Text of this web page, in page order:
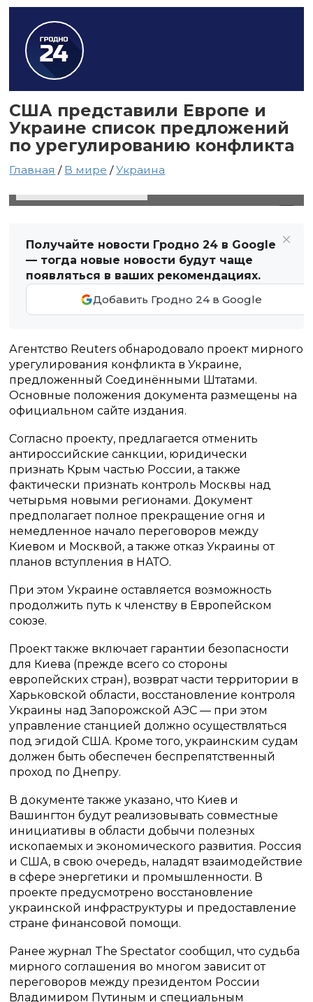
США представили Европе и
Украине список предложений
по урегулированию конфликта
Главная / В мире /Украина
Получайте новости Гродно 24 в Google
— тогда новые новости будут чаще
появляться в ваших рекомендациях.
Добавить Гродно 24 в Google
Агентство Reuters обнародовало проект мирного
урегулирования конфликта в Украине,
предложенный Соединёнными Штатами.
Основные положения документа размещены на
официальном сайте издания.
Согласно проекту, предлагается отменить
антироссийские санкции, юридически
признать Крым частью России, а также
фактически признать контроль Москвы над
четырьмя новыми регионами. Документ
предполагает полное прекращение огня и
немедленное начало переговоров между
Киевом и Москвой, а также отказ Украины от
планов вступления в НАТО.
При этом Украине оставляется возможность
продолжить путь к членству в Европейском
союзе.
Проект также включает гарантии безопасности
для Киева (прежде всего со стороны
европейских стран), возврат части территории в
Харьковской области, восстановление контроля
Украины над Запорожской АЭС — при этом
управление станцией должно осуществляться
под эгидой США. Кроме того, украинским судам
должен быть обеспечен беспрепятственный
проход по Днепру.
В документе также указано, что Киев и
Вашингтон будут реализовывать совместные
инициативы в области добычи полезных
ископаемых и экономического развития. Россия
и США, в свою очередь, наладят взаимодействие
в сфере энергетики и промышленности. В
проекте предусмотрено восстановление
украинской инфраструктуры и предоставление
стране финансовой помощи.
Ранее журнал The Spectator сообщил, что судьба
мирного соглашения во многом зависит от
переговоров между президентом России
Владимиром Путиным и специальным